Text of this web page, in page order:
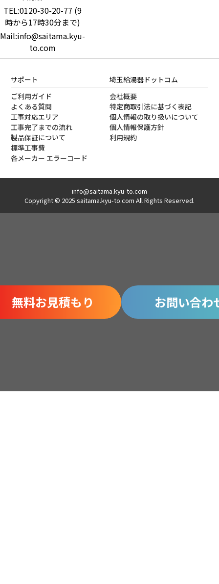
TEL:0120-30-20-77 (9
時から17時30分まで)
Mail:info@saitama.kyu-
to.com
サポート
ご利用ガイド
よくある質問
工事対応エリア
工事完了までの流れ
製品保証について
標準工事費
各メーカー エラーコード
埼玉給湯器ドットコム
会社概要
特定商取引法に基づく表記
個人情報の取り扱いについて
個人情報保護方針
利用規約
info@saitama.kyu-to.com
Copyright © 2025 saitama.kyu-to.com All Rights Reserved.
無料お見積もり お問い合わ